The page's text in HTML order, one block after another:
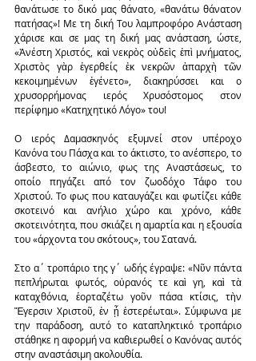
θανάτωσε το δικό μας θάνατο, «θανάτω θάνατον
πατήσας»! Με τη δική Του λαμπροφόρο Ανάσταση
χάρισε και σε μας τη δική μας ανάσταση, ώστε,
«Ἀνέστη Χριστός, καὶ νεκρὸς οὐδεὶς ἐπὶ μνήματος,
Χριστὸς γὰρ ἐγερθείς ἐκ νεκρῶν ἀπαρχὴ τῶν
κεκοιμημένων ἐγένετο», διακηρύσσει και ο
χρυσορρήμονας ιερός Χρυσόστομος στον
περίφημο «Κατηχητικό Λόγο» του!
Ο ιερός Δαμασκηνός εξυμνεί στον υπέροχο
Κανόνα του Πάσχα και το άκτιστο, το ανέσπερο, το
άσβεστο, το αιώνιο, φως της Αναστάσεως, το
οποίο πηγάζει από τον ζωοδόχο Τάφο του
Χριστού. Το φως που καταυγάζει και φωτίζει κάθε
σκοτεινό και ανήλιο χώρο και χρόνο, κάθε
σκοτεινότητα, που σκιάζει η αμαρτία και η εξουσία
του «άρχοντα του σκότους», του Σατανά.
Στο α΄ τροπάριο της γ΄ ωδής έγραψε: «Νῦν πάντα
πεπλήρωται φωτός, οὐρανός τε καὶ γη, καὶ τὰ
καταχθόνια, ἑορταζέτω γοῦν πάσα κτίσις, τὴν
Ἔγερσιν Χριστοῦ, ἐν ᾗ ἐστερέωται». Σύμφωνα με
την παράδοση, αυτό το καταπληκτικό τροπάριο
στάθηκε η αφορμή να καθιερωθεί ο Κανόνας αυτός
στην αναστάσιμη ακολουθία.